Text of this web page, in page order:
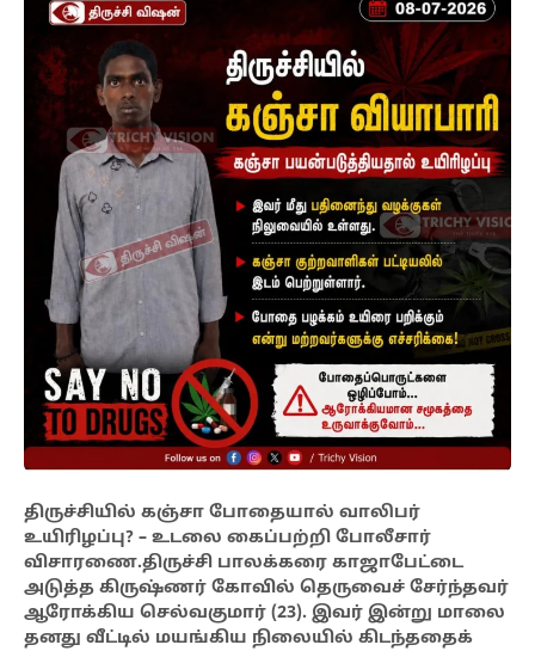
திருச்சியில் கஞ்சா போதையால் வாலிபர்
உயிரிழப்பு? – உடலை கைப்பற்றி போலீசார்
விசாரணை.திருச்சி பாலக்கரை காஜாபேட்டை
அடுத்த கிருஷ்ணர் கோவில் தெருவைச் சேர்ந்தவர்
ஆரோக்கிய செல்வகுமார் (23). இவர் இன்று மாலை
தனது வீட்டில் மயங்கிய நிலையில் கிடந்ததைக்